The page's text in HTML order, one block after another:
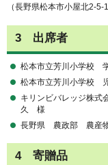
（長野県松本市小屋北2-5-1
3 出席者
松本市立芳川小学校
松本市立芳川小学校
キリンビバレッジ株
久 様
長野県 農政部 農産
4 寄贈品